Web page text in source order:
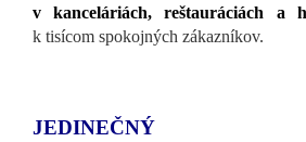
v kanceláriách, reštauráciách a
k tisícom spokojných zákazníkov.
JEDINEČNÝ